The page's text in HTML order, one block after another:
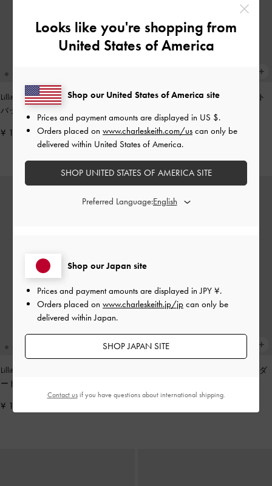
Lillith リリス ドローストリング トート
バッグ
¥ 17,900
Tricha トリチャ ノッテッドベルト ト
¥ 13,900
Lillith ミニリリス ドローストリング ト
ートバッグ
¥ 14,900
Lane レーン チェーンリンクショルダ
Looks like you're shopping from
United States of America
Shop our Japan site
Prices and payment amounts are displayed inJPY ¥.
Orders placed on www.charleskeith.jp/jp can only be
delivered within Japan.
SHOP JAPAN SITE
Shop our United States of America site
Prices and payment amounts are displayed in US $.
Orders placed on www.charleskeith.com/us can only be
delivered within United States of America.
SHOP UNITED STATES OF AMERICA SITE
Preferred Language:
Contact usif you have questions about international shipping.